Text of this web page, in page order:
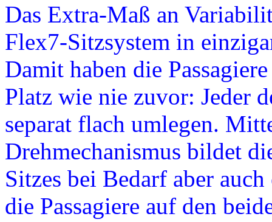
Das Extra-Maß an
Flex7-Sitzsystem in
Damit haben die
Platz wie nie zuvor: Jeder
separat flach umlegen.
Drehmechanismus bildet
Sitzes bei Bedarf aber
die Passagiere auf den